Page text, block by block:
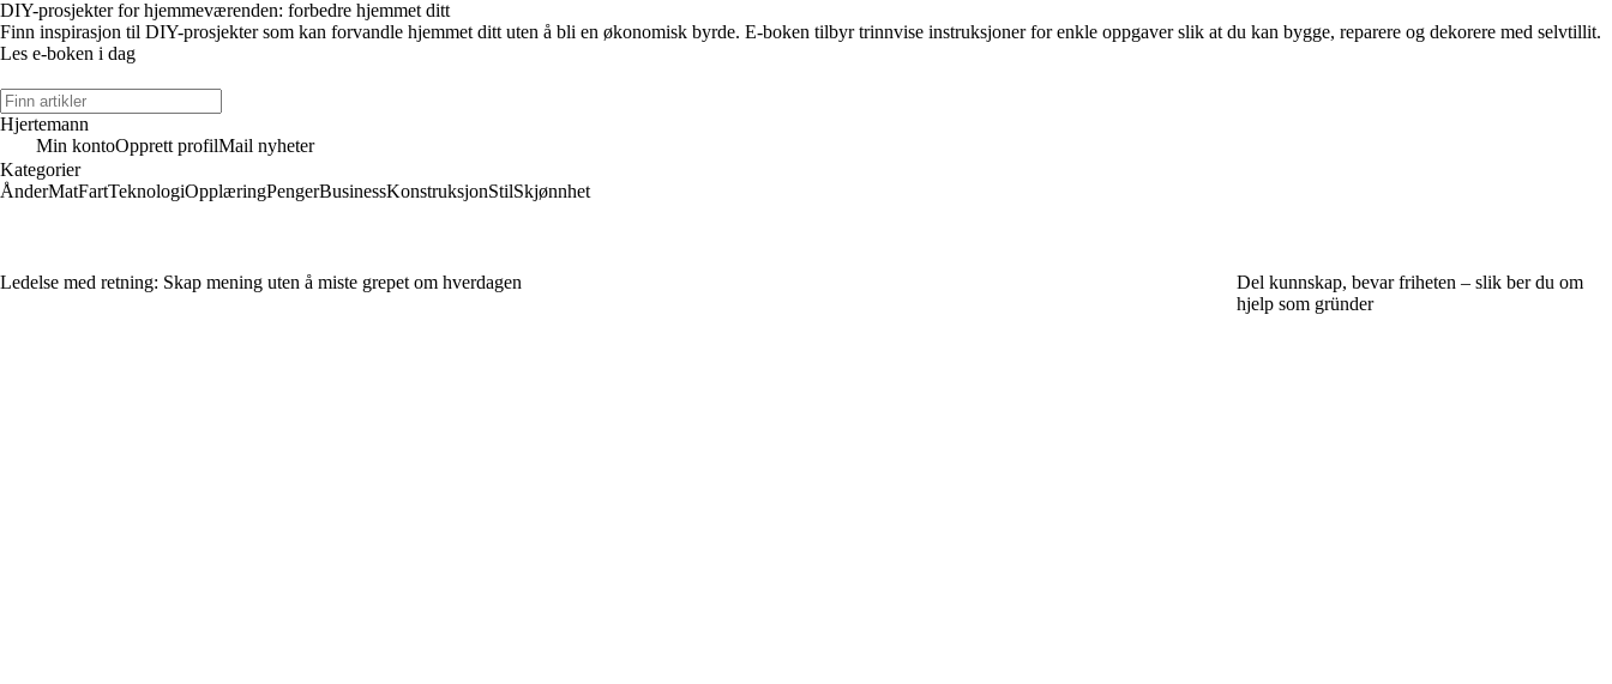
DIY-prosjekter for hjemmeværenden: forbedre hjemmet ditt
Finn inspirasjon til DIY-prosjekter som kan forvandle hjemmet ditt uten å bli en økonomisk byrde. E-boken tilbyr trinnvise instruksjoner for enkle oppgaver slik at du kan bygge, reparere og dekorere med selvtillit.
Les e-boken i dag
Hjertemann
Min kontoOpprett profilMail nyheter
Kategorier
ÅnderMatFartTeknologiOpplæringPengerBusinessKonstruksjonStilSkjønnhet
Ledelse med retning: Skap mening uten å miste grepet om hverdagen
Del kunnskap, bevar friheten – slik ber du om
hjelp som gründer